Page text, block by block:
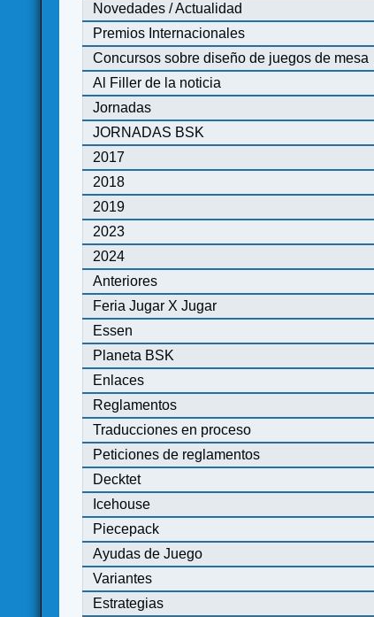
Novedades / Actualidad
Premios Internacionales
Concursos sobre diseño de juegos de mesa
Al Filler de la noticia
Jornadas
JORNADAS BSK
2017
2018
2019
2023
2024
Anteriores
Feria Jugar X Jugar
Essen
Planeta BSK
Enlaces
Reglamentos
Traducciones en proceso
Peticiones de reglamentos
Decktet
Icehouse
Piecepack
Ayudas de Juego
Variantes
Estrategias